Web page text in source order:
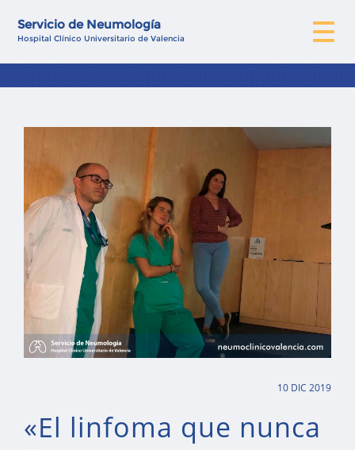
Servicio de Neumología
Hospital Clínico Universitario de Valencia
10 DIC 2019
«El linfoma que nunca